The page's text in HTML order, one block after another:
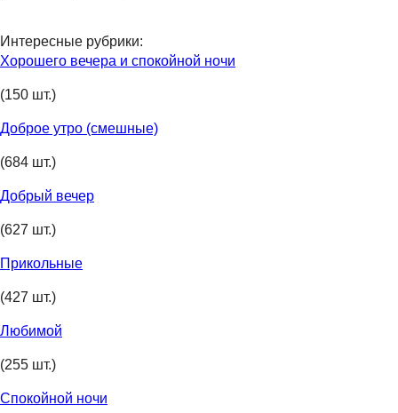
Интересные рубрики:
Хорошего вечера и спокойной ночи
(150 шт.)
Доброе утро (смешные)
(684 шт.)
Добрый вечер
(627 шт.)
Прикольные
(427 шт.)
Любимой
(255 шт.)
Спокойной ночи